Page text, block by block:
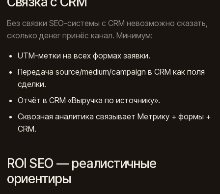
Без связки SEO-системы с CRM невозможно сказать,
сколько денег принёс канал. Минимум:
UTM-метки на всех формах заявки.
Передача source/medium/campaign в CRM как поля
сделки.
Отчёт в CRM «Выручка по источнику».
Сквозная аналитика связывает Метрику + формы +
CRM.
ROI SEO — реалистичные
ориентиры